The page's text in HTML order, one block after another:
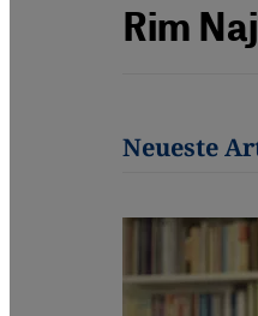
Rim
Neueste